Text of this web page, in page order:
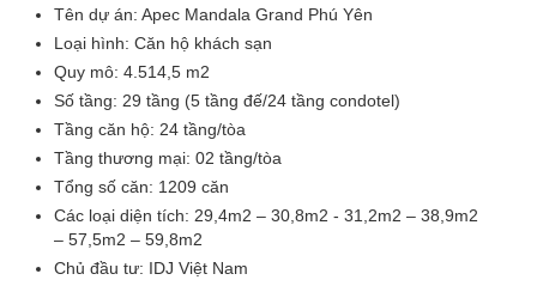
Tên dự án: Apec Mandala Grand Phú Yên
Loại hình: Căn hộ khách sạn
Quy mô: 4.514,5 m2
Số tầng: 29 tầng (5 tầng đế/24 tầng condotel)
Tầng căn hộ: 24 tầng/tòa
Tầng thương mại: 02 tầng/tòa
Tổng số căn: 1209 căn
Các loại diện tích: 29,4m2 – 30,8m2 - 31,2m2 – 38,9m2
– 57,5m2 – 59,8m2
Chủ đầu tư: IDJ Việt Nam